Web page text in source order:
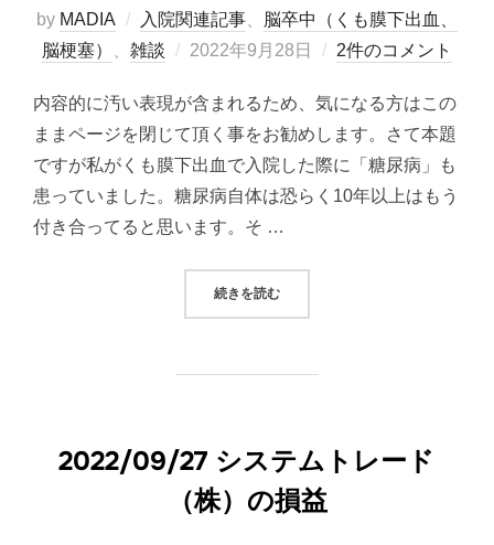
by MADIA 入院関連記事
脳卒中（くも膜下出血、
脳梗塞）
雑談
投
日:
2022年9月28日 2件のコメント
内容的に汚い表現が含まれるため、気になる方はこの
ままページを閉じて頂く事をお勧めします。さて本題
ですが私がくも膜下出血で入院した際に「糖尿病」も
患っていました。糖尿病自体は恐らく10年以上はもう
付き合ってると思います。そ …
続きを読む“糖尿病患者が入院してカロリー制
2022/09/27 システムトレード
（株）の損益